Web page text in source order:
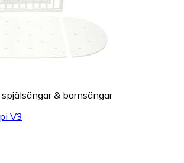
& barnsängar
V3